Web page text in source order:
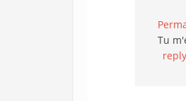
Tu
reply